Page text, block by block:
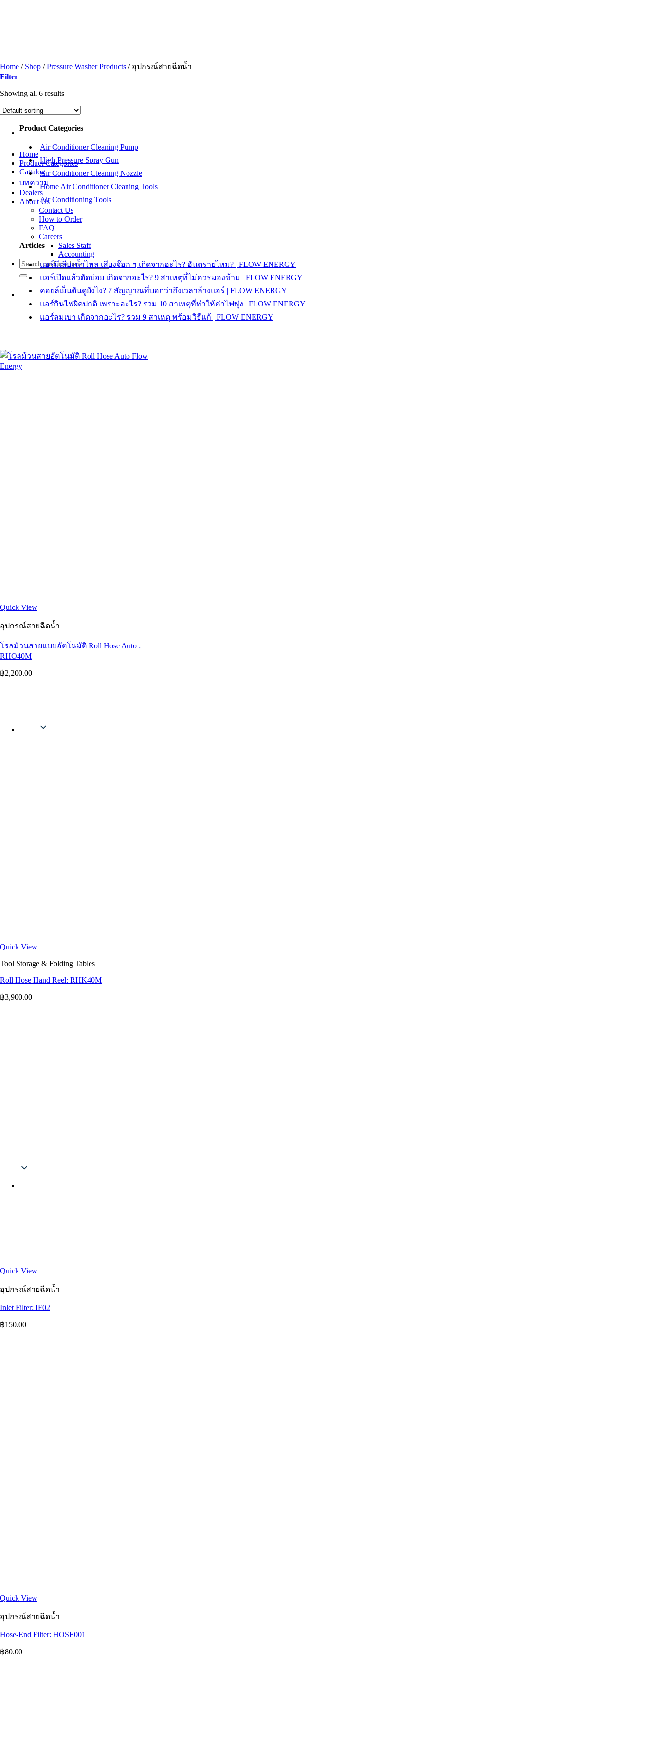
Home
Product Categories
Cattalog
บทความ
Dealers
About Us
Contact Us
How to Order
FAQ
Careers
Sales Staff
Accounting
Search
for:
Home / Shop / Pressure Washer Products /อุปกรณ์สายฉีดน้ำ
Filter
Showing all 6 results
Product Categories
Air Conditioner Cleaning Pump
High Pressure Spray Gun
Air Conditioner Cleaning Nozzle
Home Air Conditioner Cleaning Tools
Air Conditioning Tools
Articles
แอร์มีเสียงน้ำไหล เสียงจ๊อก ๆ เกิดจากอะไร? อันตรายไหม? | FLOW ENERGY
แอร์เปิดแล้วตัดบ่อย เกิดจากอะไร? 9 สาเหตุที่ไม่ควรมองข้าม | FLOW ENERGY
คอยล์เย็นตันดูยังไง? 7 สัญญาณที่บอกว่าถึงเวลาล้างแอร์ | FLOW ENERGY
แอร์กินไฟผิดปกติ เพราะอะไร? รวม 10 สาเหตุที่ทำให้ค่าไฟพุ่ง | FLOW ENERGY
แอร์ลมเบา เกิดจากอะไร? รวม 9 สาเหตุ พร้อมวิธีแก้ | FLOW ENERGY
Quick View
อุปกรณ์สายฉีดน้ำ
โรลม้วนสายแบบอัตโนมัติ Roll Hose Auto :
RHO40M
฿2,200.00
Quick View
Tool Storage & Folding Tables
Roll Hose Hand Reel: RHK40M
฿3,900.00
Quick View
อุปกรณ์สายฉีดน้ำ
Inlet Filter: IF02
฿150.00
Quick View
อุปกรณ์สายฉีดน้ำ
Hose-End Filter: HOSE001
฿80.00